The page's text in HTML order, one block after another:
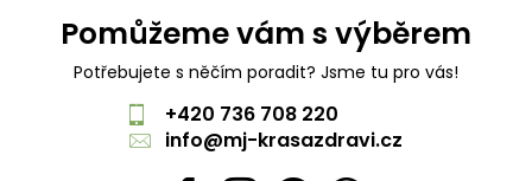
Pomůžeme vám s výběrem
Potřebujete s něčím poradit? Jsme tu pro vás!
+420 736 708 220
info@mj-krasazdravi.cz